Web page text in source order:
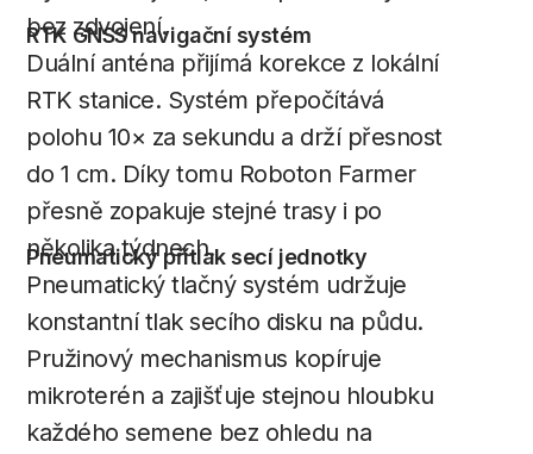
bez zdvojení.
RTK GNSS navigační systém
Duální anténa přijímá korekce z lokální
RTK stanice. Systém přepočítává
polohu 10× za sekundu a drží přesnost
do 1 cm. Díky tomu Roboton Farmer
přesně zopakuje stejné trasy i po
několika týdnech.
Pneumatický přítlak secí jednotky
Pneumatický tlačný systém udržuje
konstantní tlak secího disku na půdu.
Pružinový mechanismus kopíruje
mikroterén a zajišťuje stejnou hloubku
každého semene bez ohledu na